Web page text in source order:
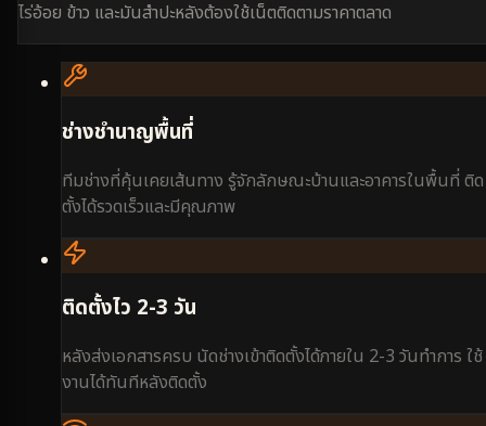
ไร่อ้อย ข้าว และมันสำปะหลังต้องใช้เน็ตติดตามราคาตลาด
ช่างชำนาญพื้นที่
ทีมช่างที่คุ้นเคยเส้นทาง รู้จักลักษณะบ้านและอาคารในพื้นที่ ติด
ตั้งได้รวดเร็วและมีคุณภาพ
ติดตั้งไว 2-3 วัน
หลังส่งเอกสารครบ นัดช่างเข้าติดตั้งได้ภายใน 2-3 วันทำการ ใช้
งานได้ทันทีหลังติดตั้ง